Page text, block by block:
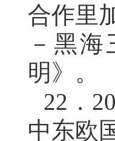
合作里
－黑
明》。
22．
中东欧